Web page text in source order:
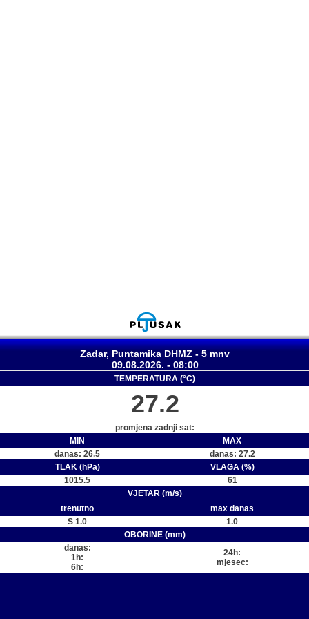
Zadar, Puntamika DHMZ - 5 mnv
09.08.2026. - 08:00
TEMPERATURA (°C)
27.2
promjena zadnji sat:
MIN
MAX
danas: 26.5
danas: 27.2
TLAK (hPa)
VLAGA (%)
1015.5
61
VJETAR (m/s)
trenutno
max danas
S 1.0
1.0
OBORINE (mm)
danas:
1h:
6h:
24h:
mjesec: